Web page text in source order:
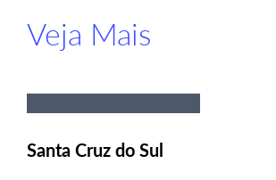
Veja Mais
Santa Cruz do Sul